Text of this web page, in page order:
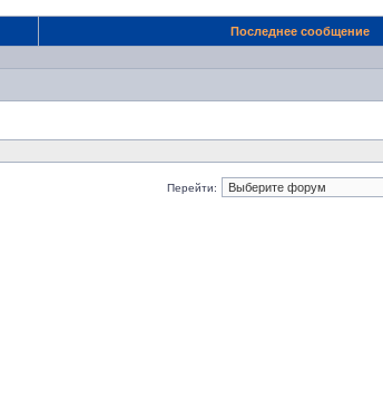
Последнее сообщение
Перейти: